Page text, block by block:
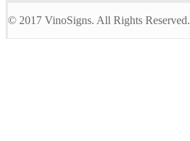
© 2017 VinoSigns. All Rights Reserved.